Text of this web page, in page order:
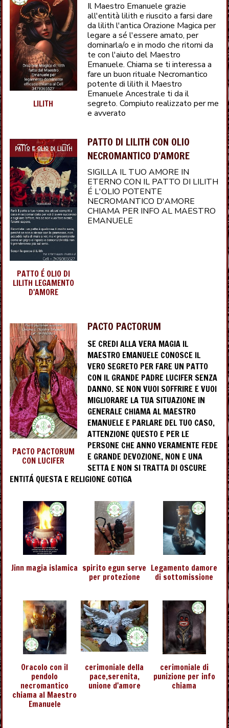
LILITH
Il Maestro Emanuele grazie
all'entità lilith e riuscito a farsi dare
da lilith l'antica Orazione Magica per
legare a sé l'essere amato, per
dominarla/o e in modo che ritorni da
te con l'aiuto del Maestro
Emanuele. Chiama se ti interessa a
fare un buon rituale Necromantico
potente di lilith il Maestro
Emanuele Ancestrale ti da il
segreto. Compiuto realizzato per me
e avverato
PATTO É OLIO DI
LILITH LEGAMENTO
D'AMORE
PATTO DI LILITH CON OLIO
NECROMANTICO D'AMORE
SIGILLA IL TUO AMORE IN
ETERNO CON IL PATTO DI LILITH
É L'OLIO POTENTE
NECROMANTICO D'AMORE
CHIAMA PER INFO AL MAESTRO
EMANUELE
PACTO PACTORUM
CON LUCIFER
PACTO PACTORUM
SE CREDI ALLA VERA MAGIA IL
MAESTRO EMANUELE CONOSCE IL
VERO SEGRETO PER FARE UN PATTO
CON IL GRANDE PADRE LUCIFER SENZA
DANNO. SE NON VUOI SOFFRIRE E VUOI
MIGLIORARE LA TUA SITUAZIONE IN
GENERALE CHIAMA AL MAESTRO
EMANUELE E PARLARE DEL TUO CASO,
ATTENZIONE QUESTO E PER LE
PERSONE CHE ANNO VERAMENTE FEDE
E GRANDE DEVOZIONE, NON E UNA
SETTA E NON SI TRATTA DI OSCURE
ENTITÁ QUESTA E RELIGIONE GOTIGA
Jinn magia islamica spirito egun serve
per protezione
Legamento damore
di sottomissione
Oracolo con il
pendolo
necromantico
chiama al Maestro
Emanuele
cerimoniale della
pace,serenita,
unione d'amore
cerimoniale di
punizione per info
chiama